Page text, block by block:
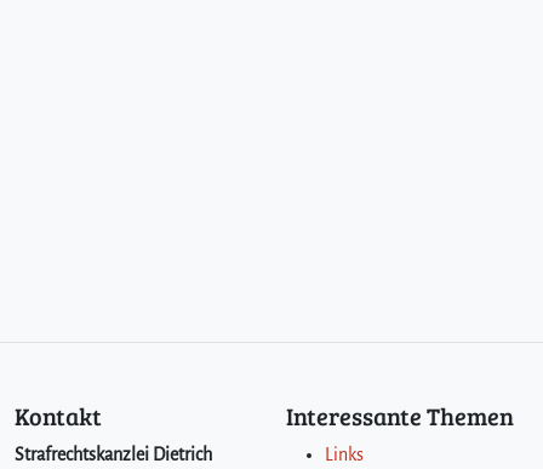
Kontakt
Strafrechtskanzlei Dietrich
Interessante Themen
Links